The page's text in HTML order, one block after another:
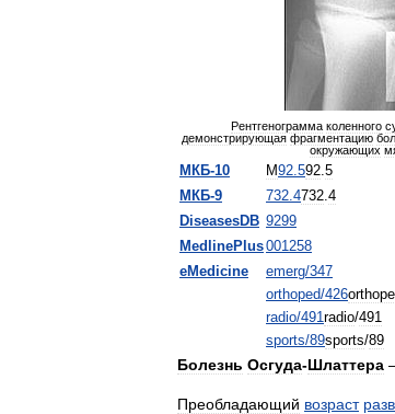
Рентгенограмма коленного
демонстрирующая фрагментацию
окружающих
МКБ-10 M92.592.5
МКБ-9 732.4732.4
DiseasesDB 9299
MedlinePlus001258
eMedicine
emerg/347
orthoped/426
radio/491radio/491
sports/89sports/89
Болезнь Осгуда-Шлаттера
Преобладающий возраст